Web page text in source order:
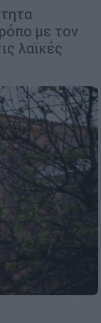
με τον
λαϊκές